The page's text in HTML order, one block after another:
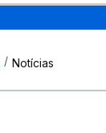
Notícias